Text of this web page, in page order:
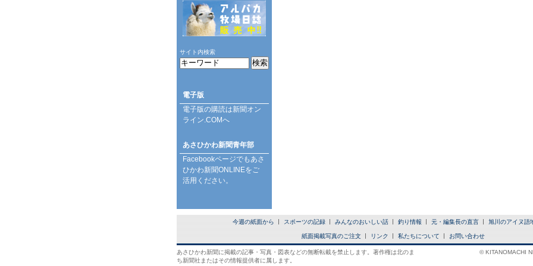
サイト内検索
電子版
電子版の購読は新聞オン
ライン.COMへ
あさひかわ新聞青年部
Facebookページでもあさ
ひかわ新聞ONLINEをご
活用ください。
今週の紙面から スポーツの記録 みんなのおいしい話 釣り情報 元・編集長の直言 旭川のアイヌ語
紙面掲載写真のご注文 リンク 私たちについて お問い合わせ
あさひかわ新聞に掲載の記事・写真・図表などの無断転載を禁止します。著作権は北のま
ち新聞社またはその情報提供者に属します。
© KITANOMACHI